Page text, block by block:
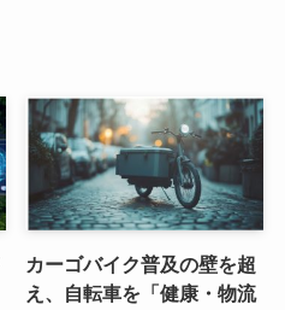
カーゴバイク普及の壁を超
え、自転車を「健康・物流